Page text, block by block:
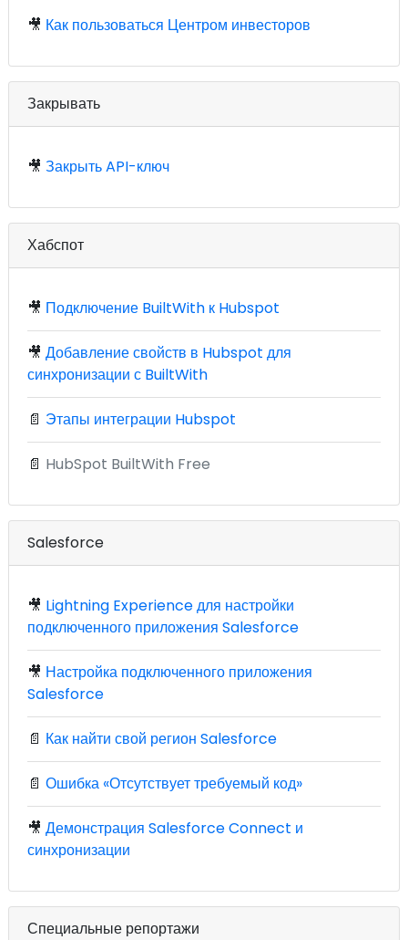
🎥 Как пользоваться Центром инвесторов
Закрывать
🎥 Закрыть API-ключ
Хабспот
🎥 Подключение BuiltWith к Hubspot
🎥 Добавление свойств в Hubspot для
синхронизации с BuiltWith
📄 Этапы интеграции Hubspot
📄 HubSpot BuiltWith Free
Salesforce
🎥 Lightning Experience для настройки
подключенного приложения Salesforce
🎥 Настройка подключенного приложения
Salesforce
📄 Как найти свой регион Salesforce
📄 Ошибка «Отсутствует требуемый код»
🎥 Демонстрация Salesforce Connect и
синхронизации
Специальные репортажи